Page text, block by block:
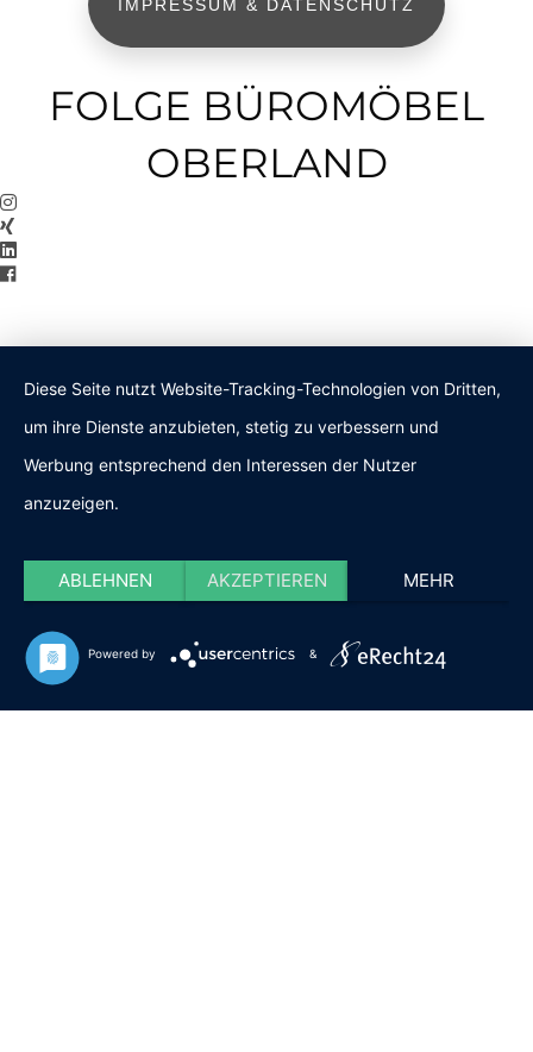
IMPRESSUM & DATENSCHUTZ
FOLGE BÜROMÖBEL
OBERLAND
Diese Seite nutzt Website-Tracking-Technologien von Dritten,
um ihre Dienste anzubieten, stetig zu verbessern und
Werbung entsprechend den Interessen der Nutzer
anzuzeigen.
ABLEHNEN AKZEPTIEREN MEHR
Powered by &